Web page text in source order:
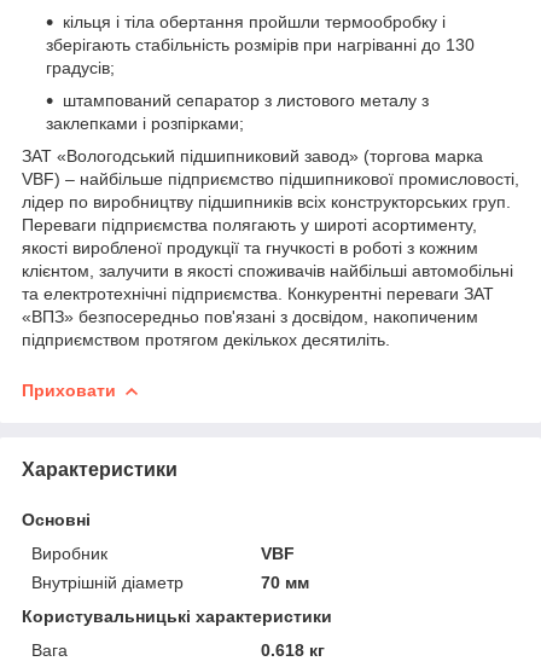
кільця і тіла обертання пройшли термообробку і
зберігають стабільність розмірів при нагріванні до 130
градусів;
штампований сепаратор з листового металу з
заклепками і розпірками;
ЗАТ «Вологодський підшипниковий завод» (торгова марка
VBF) – найбільше підприємство підшипникової промисловості,
лідер по виробництву підшипників всіх конструкторських груп.
Переваги підприємства полягають у широті асортименту,
якості виробленої продукції та гнучкості в роботі з кожним
клієнтом, залучити в якості споживачів найбільші автомобільні
та електротехнічні підприємства. Конкурентні переваги ЗАТ
«ВПЗ» безпосередньо пов'язані з досвідом, накопиченим
підприємством протягом декількох десятиліть.
Приховати
Характеристики
Основні
Виробник
VBF
Внутрішній діаметр
70 мм
Користувальницькі характеристики
Вага
0.618 кг